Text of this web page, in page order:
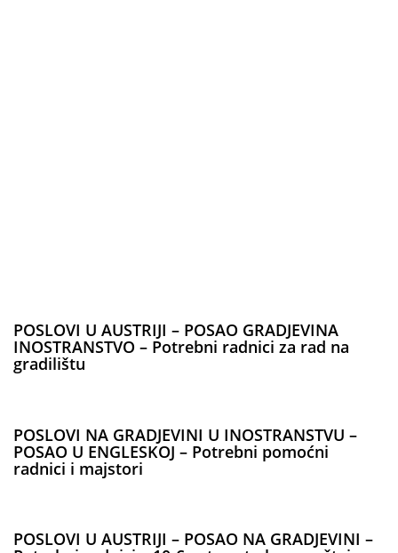
POSLOVI U AUSTRIJI – POSAO GRADJEVINA
INOSTRANSTVO – Potrebni radnici za rad na
gradilištu
POSLOVI NA GRADJEVINI U INOSTRANSTVU –
POSAO U ENGLESKOJ – Potrebni pomoćni
radnici i majstori
POSLOVI U AUSTRIJI – POSAO NA GRADJEVINI –